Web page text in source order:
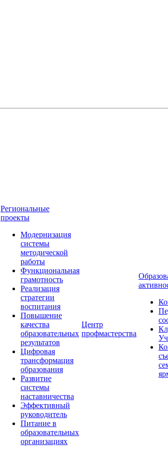
Региональные
проекты
Модернизация
системы
методической
работы
Функциональная
грамотность
Реализация
стратегии
воспитания
Повышение
качества
образовательных
результатов
Цифровая
трансформация
образования
Развитие
системы
наставничества
Эффективный
руководитель
Питание в
образовательных
организациях
Центр
профмастерства